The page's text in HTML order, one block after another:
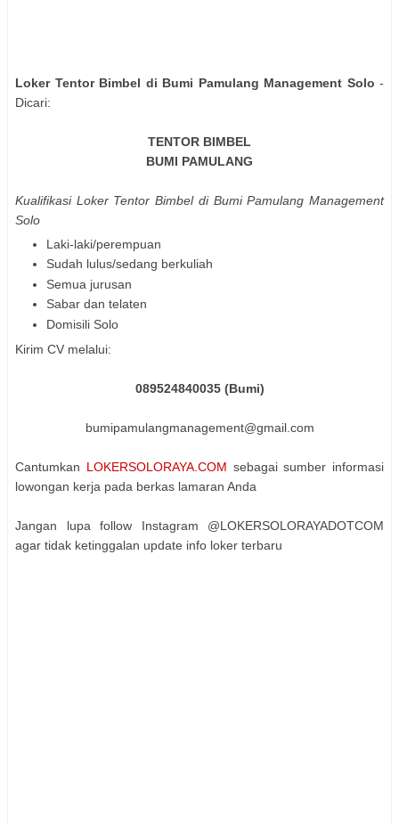
Loker Tentor Bimbel di Bumi Pamulang Management Solo -
Dicari:
TENTOR BIMBEL
BUMI PAMULANG
Kualifikasi Loker Tentor Bimbel di Bumi Pamulang Management
Solo
Laki-laki/perempuan
Sudah lulus/sedang berkuliah
Semua jurusan
Sabar dan telaten
Domisili Solo
Kirim CV melalui:
089524840035 (Bumi)
bumipamulangmanagement@gmail.com
Cantumkan LOKERSOLORAYA.COM sebagai sumber informasi
lowongan kerja pada berkas lamaran Anda
Jangan lupa follow Instagram @LOKERSOLORAYADOTCOM
agar tidak ketinggalan update info loker terbaru